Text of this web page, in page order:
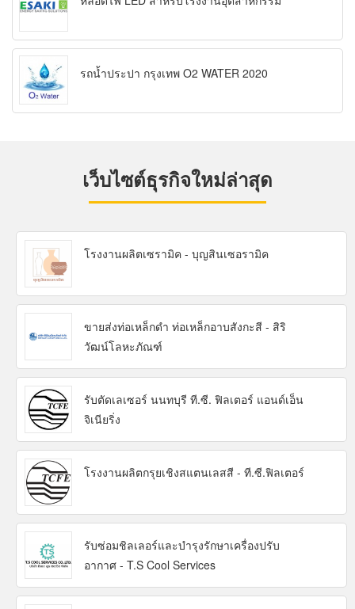
รถน้ำประปา กรุงเทพ O2 WATER 2020
เว็บไซต์ธุรกิจใหม่ล่าสุด
โรงงานผลิตเซรามิค - บุญสินเซอรามิค
ขายส่งท่อเหล็กดำ ท่อเหล็กอาบสังกะสี - สิริ
วัฒน์โลหะภัณฑ์
รับตัดเลเซอร์ นนทบุรี ที.ซี. ฟิลเตอร์ แอนด์เอ็น
จิเนียริ่ง
โรงงานผลิตกรุยเชิงสแตนเลสสี - ที.ซี.ฟิลเตอร์
รับซ่อมชิลเลอร์และบำรุงรักษาเครื่องปรับ
อากาศ - T.S Cool Services